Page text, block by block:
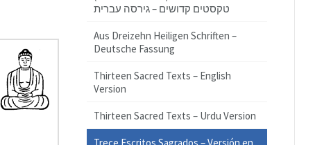
טקסטים קדושים – גירסה עברית
Aus Dreizehn Heiligen Schriften –
Deutsche Fassung
Thirteen Sacred Texts – English
Version
Thirteen Sacred Texts – Urdu Version